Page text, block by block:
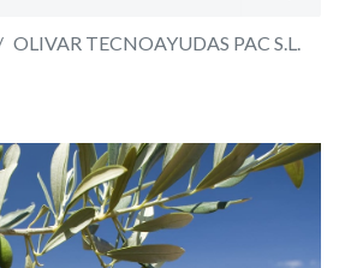
OLIVAR TECNOAYUDAS PAC S.L.